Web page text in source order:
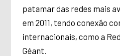
patamar das redes mais
em 2011, tendo conexão
internacionais, como a
Géant.